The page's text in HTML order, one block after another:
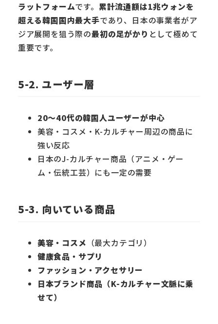
ラットフォームです。 累計流通額は1兆ウォンを
超える韓国国内最大手であり、日本の事業者がア
ジア展開を狙う際の最初の足がかり として極めて
重要です。
5-2. ユーザー層
20〜40代の韓国人ユーザーが中心
美容・コスメ・K-カルチャー周辺の商品に
強い反応
日本のJ-カルチャー商品（アニメ・ゲー
ム・伝統工芸）にも一定の需要
5-3. 向いている商品
美容・コスメ （最大カテゴリ）
健康食品・サプリ
ファッション・アクセサリー
日本ブランド商品（K-カルチャー文脈に乗
せて）